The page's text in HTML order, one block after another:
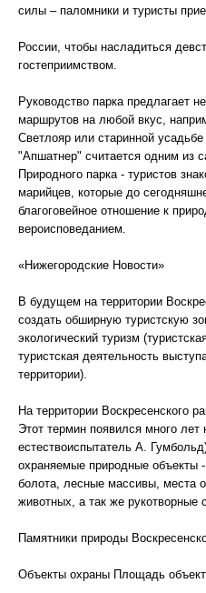
силы – паломники и туристы
России, чтобы насладиться
гостеприимством.
Руководство парка предлагает
маршрутов на любой вкус,
Светлояр или старинной
"Апшатнер" считается одним из
Природного парка - туристов
марийцев, которые до
благоговейное отношение к
вероисповеданием.
«Нижегородские Новости»
В будущем на территории
создать обширную туристскую
экологический туризм
туристская деятельность
территории).
На территории Воскресенского
Этот термин появился много лет
естествоиспытатель А.
охраняемые природные объекты
болота, лесные массивы, места
животных, а так же рукотворные
Памятники природы
Объекты охраны Площадь